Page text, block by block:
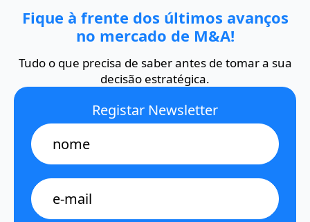
Fique à frente dos últimos avanços
no mercado de M&A!
Tudo o que precisa de saber antes de tomar a sua
decisão estratégica.
Registar Newsletter
Name
E-
mail
*